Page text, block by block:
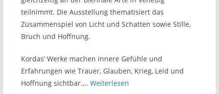
teilnimmt. Die Ausstellung thematisiert das
Zusammenspiel von Licht und Schatten sowie Stille,
Bruch und Hoffnung.
Kordas’ Werke machen innere Gefühle und
Erfahrungen wie Trauer, Glauben, Krieg, Leid und
Hoffnung sichtbar.… Weiterlesen